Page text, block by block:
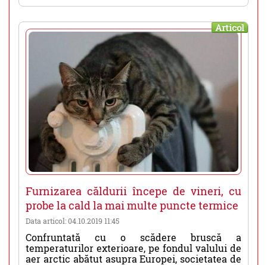
Articol
Furnizarea căldurii începe de vineri, cu
probe la cald la mai multe puncte termice
Data articol: 04.10.2019 11:45
Confruntată cu o scădere bruscă a
temperaturilor exterioare, pe fondul valului de
aer arctic abătut asupra Europei, societatea de